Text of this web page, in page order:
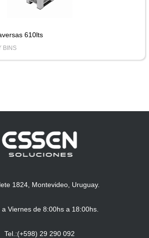
610lts
BINS
1824, Montevideo, Uruguay.
a Viernes de 8:00hs a 18:00hs.
Tel.:(+598) 29 290 092